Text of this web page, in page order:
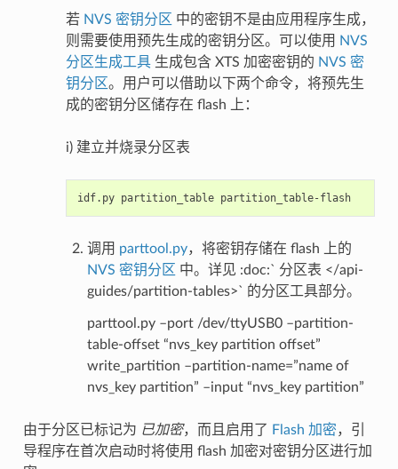
若 NVS 密钥分区 中的密钥不是由应用程序生成，
则需要使用预先生成的密钥分区。可以使用 NVS
分区生成工具生成包含 XTS 加密密钥的 NVS 密
钥分区。用户可以借助以下两个命令，将预先生
成的密钥分区储存在 flash 上：
i) 建立并烧录分区表
idf.py partition_table partition_table-flash
调用 parttool.py，将密钥存储在 flash 上的
NVS 密钥分区 中。详见 :doc:` 分区表 </api-
guides/partition-tables>` 的分区工具部分。
parttool.py –port /dev/ttyUSB0 –partition-
table-offset “nvs_key partition offset”
write_partition –partition-name=”name of
nvs_key partition” –input “nvs_key partition”
由于分区已标记为 已加密，而且启用了 Flash 加密，引
导程序在首次启动时将使用 flash 加密对密钥分区进行加